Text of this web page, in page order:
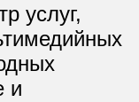
услуг,
и